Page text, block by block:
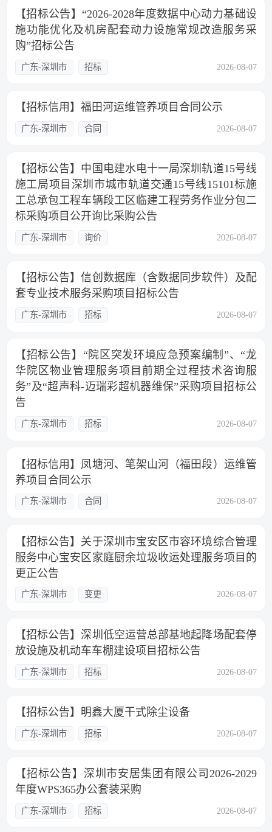
【招标公告】“2026-2028年度数据中心动力基础设
施功能优化及机房配套动力设施常规改造服务采
购”招标公告
广东-深圳市 招标 2026-08-07
【招标信用】福田河运维管养项目合同公示
广东-深圳市 合同 2026-08-07
【招标公告】中国电建水电十一局深圳轨道15号线
施工局项目深圳市城市轨道交通15号线15101标施
工总承包工程车辆段工区临建工程劳务作业分包二
标采购项目公开询比采购公告
广东-深圳市 询价 2026-08-07
【招标公告】信创数据库（含数据同步软件）及配
套专业技术服务采购项目招标公告
广东-深圳市 招标 2026-08-07
【招标公告】“院区突发环境应急预案编制”、“龙
华院区物业管理服务项目前期全过程技术咨询服
务”及“超声科-迈瑞彩超机器维保”采购项目招标公
告
广东-深圳市 招标 2026-08-07
【招标信用】凤塘河、笔架山河（福田段）运维管
养项目合同公示
广东-深圳市 合同 2026-08-07
【招标公告】关于深圳市宝安区市容环境综合管理
服务中心宝安区家庭厨余垃圾收运处理服务项目的
更正公告
广东-深圳市 变更 2026-08-07
【招标公告】深圳低空运营总部基地起降场配套停
放设施及机动车车棚建设项目招标公告
广东-深圳市 招标 2026-08-07
【招标公告】明鑫大厦干式除尘设备
广东-深圳市 招标 2026-08-07
【招标公告】深圳市安居集团有限公司2026-2029
年度WPS365办公套装采购
广东-深圳市 招标 2026-08-07